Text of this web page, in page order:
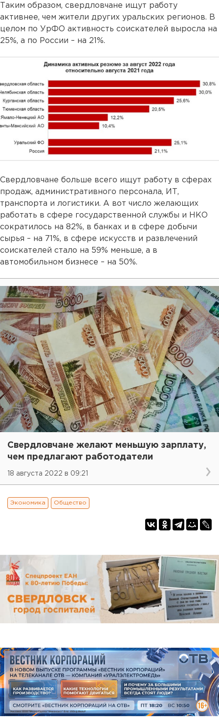
Таким образом, свердловчане ищут работу
активнее, чем жители других уральских регионов. В
целом по УрФО активность соискателей выросла на
25%, а по России – на 21%.
Свердловчане больше всего ищут работу в сферах
продаж, административного персонала, ИТ,
транспорта и логистики. А вот число желающих
работать в сфере государственной службы и НКО
сократилось на 82%, в банках и в сфере добычи
сырья – на 71%, в сфере искусств и развлечений
соискателей стало на 59% меньше, а в
автомобильном бизнесе – на 50%.
Свердловчане желают меньшую зарплату,
чем предлагают работодатели
18 августа 2022 в 09:21
Экономика Общество